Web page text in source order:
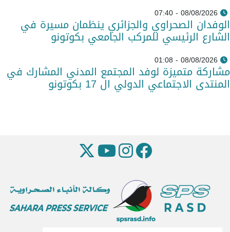
08/08/2026 - 07:40
الوفدان الصحراوي والجزائري ينظمان مسيرة في
الشارع الرئيسي للمركب الجامعي بكوتونو
08/08/2026 - 01:08
مشاركة متميزة لوفد المجتمع المدني المشارك في
المنتدى الاجتماعي الدولي ال 17 بكوتونو